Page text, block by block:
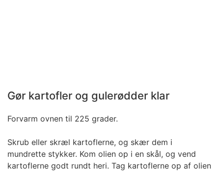
Gør kartofler og gulerødder klar
Forvarm ovnen til 225 grader.
Skrub eller skræl kartoflerne, og skær dem i
mundrette stykker. Kom olien op i en skål, og vend
kartoflerne godt rundt heri. Tag kartoflerne op af olien